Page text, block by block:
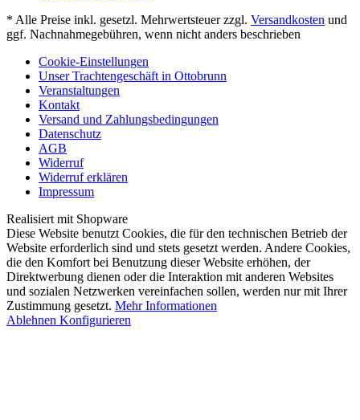
* Alle Preise inkl. gesetzl. Mehrwertsteuer zzgl. Versandkosten und
ggf. Nachnahmegebühren, wenn nicht anders beschrieben
Cookie-Einstellungen
Unser Trachtengeschäft in Ottobrunn
Veranstaltungen
Kontakt
Versand und Zahlungsbedingungen
Datenschutz
AGB
Widerruf
Widerruf erklären
Impressum
Realisiert mit Shopware
Diese Website benutzt Cookies, die für den technischen Betrieb der
Website erforderlich sind und stets gesetzt werden. Andere Cookies,
die den Komfort bei Benutzung dieser Website erhöhen, der
Direktwerbung dienen oder die Interaktion mit anderen Websites
und sozialen Netzwerken vereinfachen sollen, werden nur mit Ihrer
Zustimmung gesetzt. Mehr Informationen
Ablehnen Konfigurieren